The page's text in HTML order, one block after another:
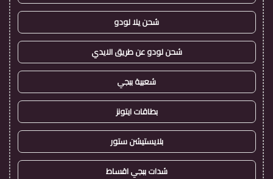
شحن يلا لودو
شحن لودو عن طريق الايدي
شعبية ببجي
بطاقات ايتونز
بلايستيشن ستور
شدات ببجي اقساط